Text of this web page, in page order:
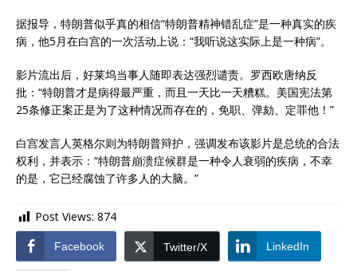
据报导，特朗普似乎真的相信“特朗普精神错乱症”是一种真实的疾
病，他5月在白宫的一次活动上说：“我听说这实际上是一种病”。
影片流出后，好莱坞当事人随即表达强烈谴责。罗西欧唐纳反
批：“特朗普才是病得最严重，而且一天比一天糟糕。美国宪法第
25条修正案正是为了这种情况而存在的，免职、弹劾、定罪他！”
白宫发言人英格尔则为特朗普辩护，强调发布该影片是总统的合法
权利，并表示：“特朗普崩溃症候群是一种令人衰弱的疾病，不幸
的是，它已经腐蚀了许多人的大脑。”
Post Views: 874
Facebook Twitter/X LinkedIn